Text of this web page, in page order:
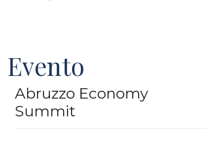
Evento
Abruzzo Economy
Summit